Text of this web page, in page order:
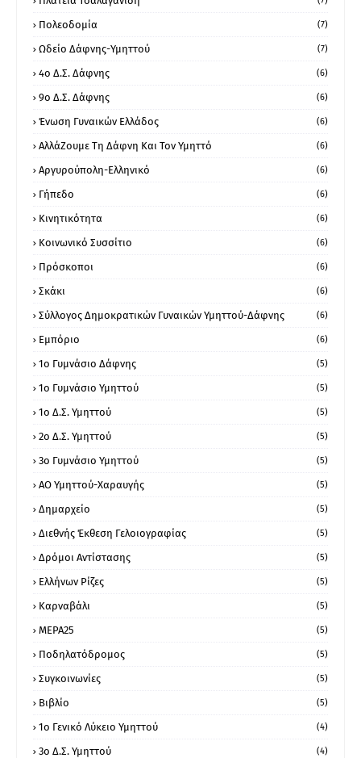
Πολεοδομία (7)
Ωδείο Δάφνης-Υμηττού (7)
4ο Δ.Σ. Δάφνης (6)
9ο Δ.Σ. Δάφνης (6)
Ένωση Γυναικών Ελλάδος (6)
ΑλλάΖουμε Τη Δάφνη Και Τον Υμηττό (6)
Αργυρούπολη-Ελληνικό (6)
Γήπεδο (6)
Κινητικότητα (6)
Κοινωνικό Συσσίτιο (6)
Πρόσκοποι (6)
Σκάκι (6)
Σύλλογος Δημοκρατικών Γυναικών Υμηττού-Δάφνης (6)
Εμπόριο (6)
1ο Γυμνάσιο Δάφνης (5)
1ο Γυμνάσιο Υμηττού (5)
1ο Δ.Σ. Υμηττού (5)
2ο Δ.Σ. Υμηττού (5)
3ο Γυμνάσιο Υμηττού (5)
ΑΟ Υμηττού-Χαραυγής (5)
Δημαρχείο (5)
Διεθνής Έκθεση Γελοιογραφίας (5)
Δρόμοι Αντίστασης (5)
Ελλήνων Ρίζες (5)
Καρναβάλι (5)
ΜΕΡΑ25 (5)
Ποδηλατόδρομος (5)
Συγκοινωνίες (5)
Βιβλίο (5)
1ο Γενικό Λύκειο Υμηττού (4)
3ο Δ.Σ. Υμηττού (4)